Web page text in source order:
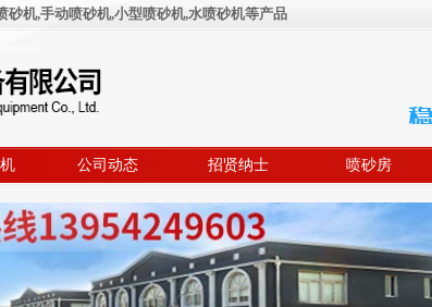
机,手动喷砂机,小型喷砂机,水喷砂机等产品
公司动态 招贤纳士 喷砂房